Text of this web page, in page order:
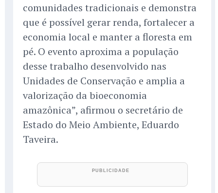
comunidades tradicionais e demonstra
que é possível gerar renda, fortalecer a
economia local e manter a floresta em
pé. O evento aproxima a população
desse trabalho desenvolvido nas
Unidades de Conservação e amplia a
valorização da bioeconomia
amazônica”, afirmou o secretário de
Estado do Meio Ambiente, Eduardo
Taveira.